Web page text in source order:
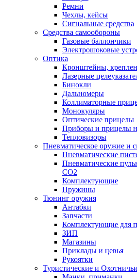
Ремни
Чехлы, кейсы
Сигнальные средства
Средства самообороны
Газовые баллончики
Электрошоковые
Оптика
Кронштейны,
Лазерные
Бинокли
Дальномеры
Коллиматорные
Монокуляры
Оптические прицелы
Приборы и прицелы
Тепловизоры
Пневматическое оружие и
Пневматические
Пневматические
CO2
Комплектующие
Пружины
Тюнинг оружия
Антабки
Запчасти
Комплектующие для
ЗИП
Магазины
Приклады и цевья
Рукоятки
Туристические и